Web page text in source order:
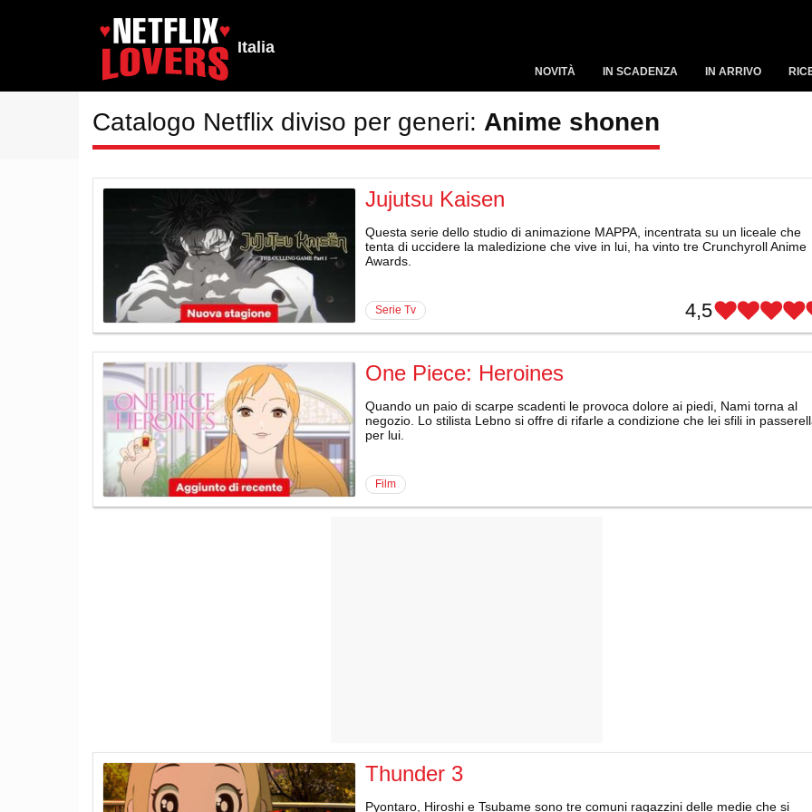
Italia
NOVITÀ IN SCADENZA IN ARRIVO
Catalogo Netflix diviso per generi: Anime shonen
Jujutsu Kaisen
Questa serie dello studio di animazione MAPPA, incentrata su un liceale che
tenta di uccidere la maledizione che vive in lui, ha vinto tre Crunchyroll Anime
Awards.
serie Tv 4,5
One Piece: Heroines
Quando un paio di scarpe scadenti le provoca dolore ai piedi, Nami torna al
negozio. Lo stilista Lebno si offre di rifarle a condizione che lei sfili in
per lui.
film
Thunder 3
Pyontaro, Hiroshi e Tsubame sono tre comuni ragazzini delle medie che si